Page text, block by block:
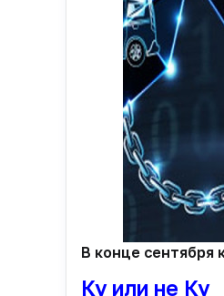
В конце сентября
Ку или не Ку